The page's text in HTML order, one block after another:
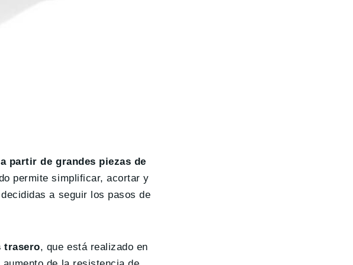
partir de grandes piezas de
permite simplificar, acortar y
a seguir los pasos de
trasero, que está realizado en